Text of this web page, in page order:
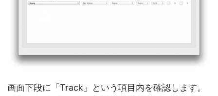
画面下段に「Track」という項目内を確認します。